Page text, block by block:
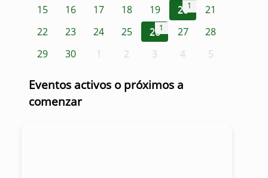
15
16 17 18 19 201
21
22
23 24 25 261 27
28
29
30 1 2 3 4 5
Eventos activos o próximos a
comenzar